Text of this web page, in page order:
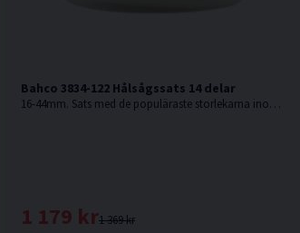
Bahco 3834-122 Hålsågssats 14 delar
16-44mm. Sats med de populäraste storlekarna inom VVS, i kompakt förpackning
1 369 kr
1 179 kr